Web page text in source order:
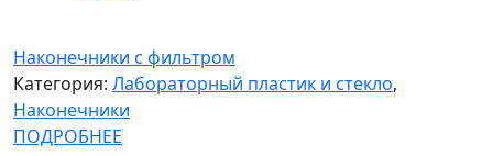
Наконечники с фильтром
Категория: Лабораторный пластик и стекло,
Наконечники
ПОДРОБНЕЕ